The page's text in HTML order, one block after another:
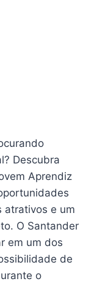
Descubra
Aprendiz
atrativos e um
O Santander
em um dos
de
o